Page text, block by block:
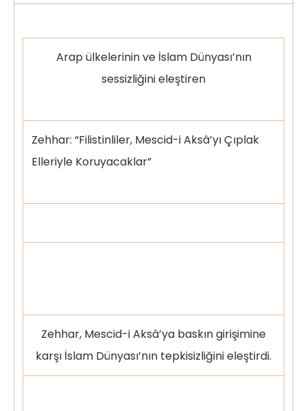
Arap ülkelerinin ve İslam Dünyası’nın
sessizliğini eleştiren
Zehhar: “Filistinliler, Mescid-i Aksâ’yı Çıplak
Elleriyle Koruyacaklar”
Zehhar, Mescid-i Aksâ’ya baskın girişimine
karşı İslam Dünyası’nın tepkisizliğini eleştirdi.